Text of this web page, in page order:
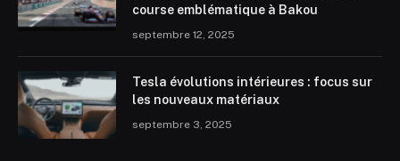
course emblématique à Bakou
septembre 12, 2025
Tesla évolutions intérieures : focus sur
les nouveaux matériaux
septembre 3, 2025